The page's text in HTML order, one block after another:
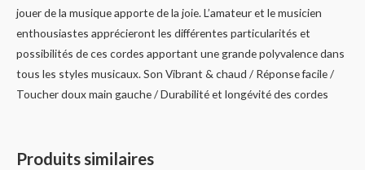
jouer de la musique apporte de la joie. L’amateur et le musicien
enthousiastes apprécieront les différentes particularités et
possibilités de ces cordes apportant une grande polyvalence dans
tous les styles musicaux. Son Vibrant & chaud / Réponse facile /
Toucher doux main gauche / Durabilité et longévité des cordes
Produits similaires